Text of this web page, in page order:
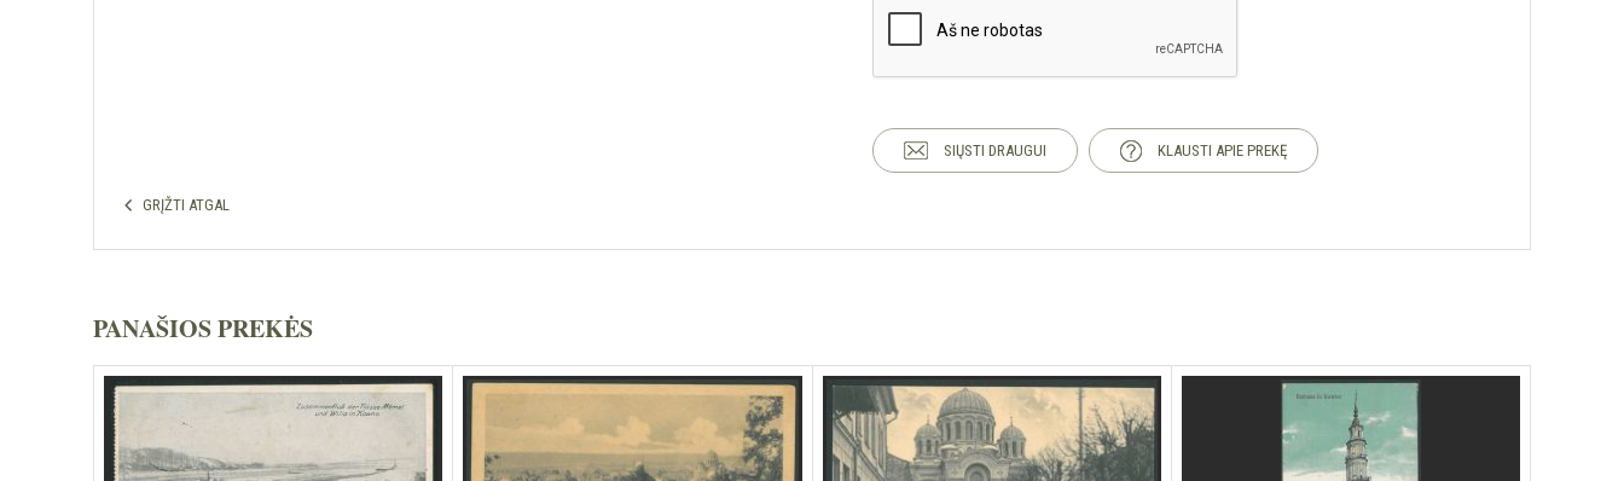
SIŲSTI DRAUGUI KLAUSTI APIE PREKĘ
GRĮŽTI ATGAL
PANAŠIOS PREKĖS